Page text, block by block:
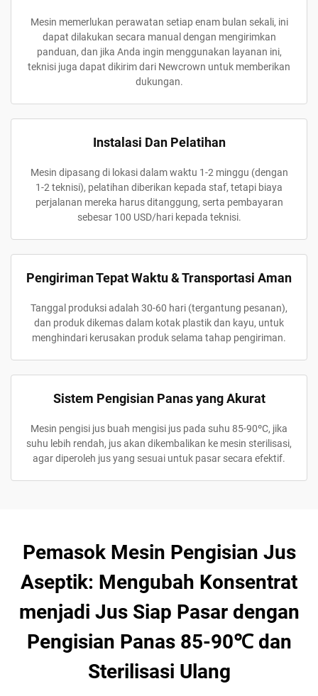
Mesin memerlukan perawatan setiap enam bulan sekali, ini
dapat dilakukan secara manual dengan mengirimkan
panduan, dan jika Anda ingin menggunakan layanan ini,
teknisi juga dapat dikirim dari Newcrown untuk memberikan
dukungan.
Instalasi Dan Pelatihan
Mesin dipasang di lokasi dalam waktu 1-2 minggu (dengan
1-2 teknisi), pelatihan diberikan kepada staf, tetapi biaya
perjalanan mereka harus ditanggung, serta pembayaran
sebesar 100 USD/hari kepada teknisi.
Pengiriman Tepat Waktu & Transportasi Aman
Tanggal produksi adalah 30-60 hari (tergantung pesanan),
dan produk dikemas dalam kotak plastik dan kayu, untuk
menghindari kerusakan produk selama tahap pengiriman.
Sistem Pengisian Panas yang Akurat
Mesin pengisi jus buah mengisi jus pada suhu 85-90ºC, jika
suhu lebih rendah, jus akan dikembalikan ke mesin sterilisasi,
agar diperoleh jus yang sesuai untuk pasar secara efektif.
Pemasok Mesin Pengisian Jus
Aseptik: Mengubah Konsentrat
menjadi Jus Siap Pasar dengan
Pengisian Panas 85-90℃ dan
Sterilisasi Ulang